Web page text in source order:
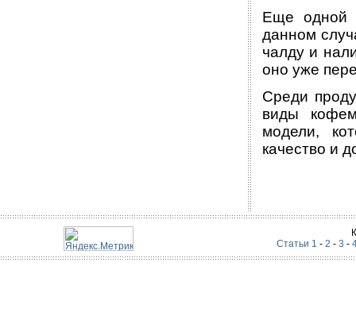
Еще одной
данном
чалду и
оно уже
Среди
виды
модели,
качество и
Статьи 1 - 2 - 3 -